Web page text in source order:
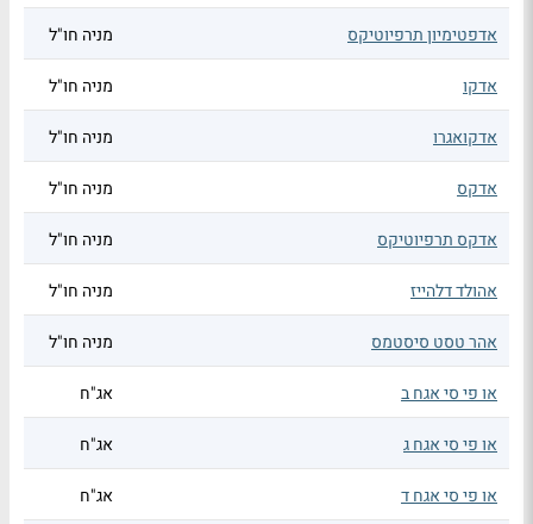
אדפטימיון תרפיוטיקס
מניה חו"ל
אדקו מניה חו"ל
אדקואגרו מניה חו"ל
אדקס מניה חו"ל
אדקס תרפיוטיקס מניה חו"ל
אהולד דלהייז מניה חו"ל
אהר טסט סיסטמס מניה חו"ל
או פי סי אגח ב אג"ח
או פי סי אגח ג אג"ח
או פי סי אגח ד אג"ח